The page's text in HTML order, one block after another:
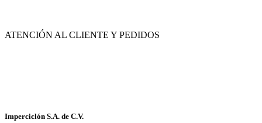
ATENCIÓN AL CLIENTE Y PEDIDOS
Imperciclón S.A. de C.V.